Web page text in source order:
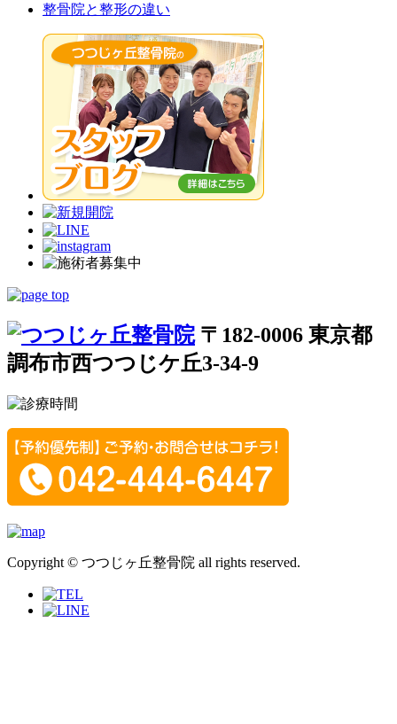
整骨院と整形の違い
〒182-0006 東京都
調布市西つつじケ丘3-34-9
Copyright © つつじヶ丘整骨院 all rights reserved.